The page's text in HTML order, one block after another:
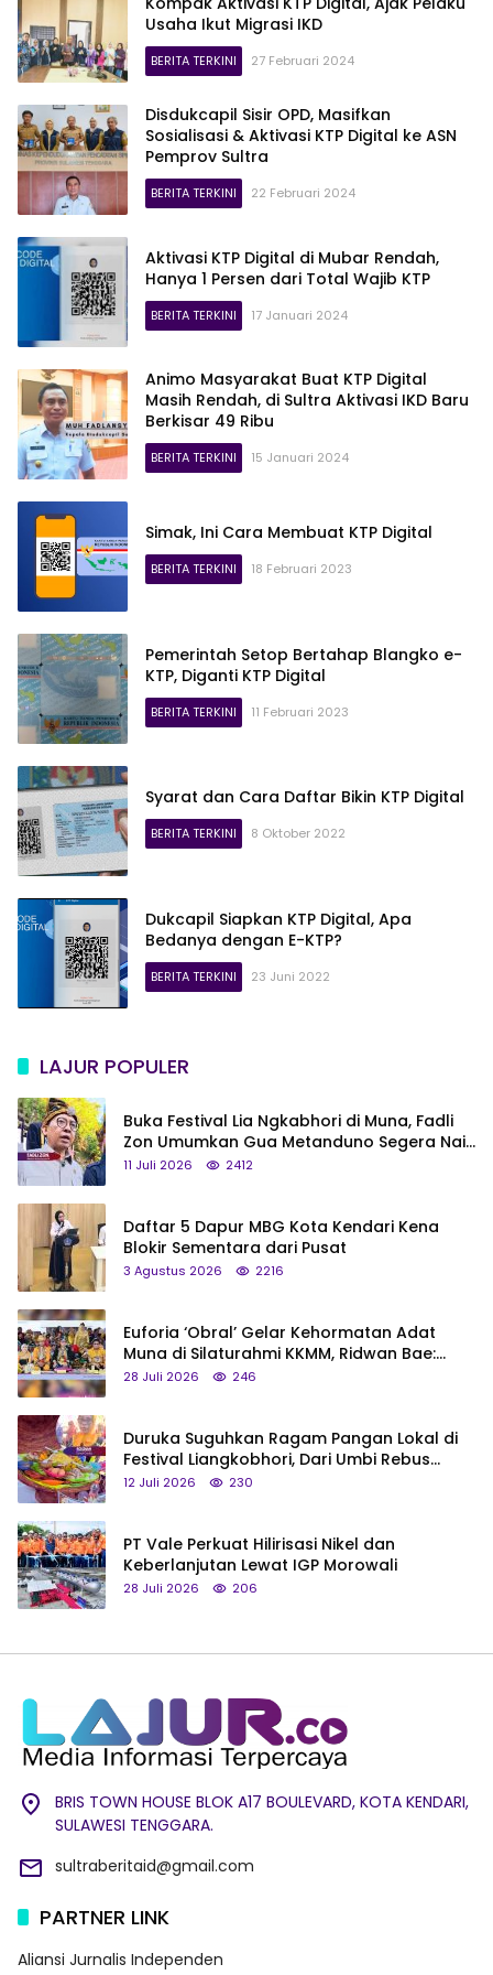
Usaha Ikut Migrasi IKD
BERITA TERKINI 27 Februari 2024
Disdukcapil Sisir OPD, Masifkan
Sosialisasi & Aktivasi KTP Digital ke ASN
Pemprov Sultra
BERITA TERKINI 22 Februari 2024
Aktivasi KTP Digital di Mubar Rendah,
Hanya 1 Persen dari Total Wajib KTP
BERITA TERKINI 17 Januari 2024
Animo Masyarakat Buat KTP Digital
Masih Rendah, di Sultra Aktivasi IKD Baru
Berkisar 49 Ribu
BERITA TERKINI 15 Januari 2024
Simak, Ini Cara Membuat KTP Digital
BERITA TERKINI 18 Februari 2023
Pemerintah Setop Bertahap Blangko e-
KTP, Diganti KTP Digital
BERITA TERKINI 11 Februari 2023
Syarat dan Cara Daftar Bikin KTP Digital
BERITA TERKINI 8 Oktober 2022
Dukcapil Siapkan KTP Digital, Apa
Bedanya dengan E-KTP?
BERITA TERKINI 23 Juni 2022
LAJUR POPULER
Buka Festival Lia Ngkabhori di Muna, Fadli
Zon Umumkan Gua Metanduno Segera Naik
Status Jadi Cagar Budaya Nasional
11 Juli 2026 2412
Daftar 5 Dapur MBG Kota Kendari Kena
Blokir Sementara dari Pusat
3 Agustus 2026 2216
Euforia ‘Obral’ Gelar Kehormatan Adat
Muna di Silaturahmi KKMM, Ridwan Bae:
Saya Bukan Tipe Begitu, Belum Pantas!
28 Juli 2026 246
Duruka Suguhkan Ragam Pangan Lokal di
Festival Liangkobhori, Dari Umbi Rebus
hingga Tumpeng Beras Muna
12 Juli 2026 230
PT Vale Perkuat Hilirisasi Nikel dan
Keberlanjutan Lewat IGP Morowali
28 Juli 2026 206
BRIS TOWN HOUSE BLOK A17 BOULEVARD, KOTA KENDARI,
SULAWESI TENGGARA.
sultraberitaid@gmail.com
PARTNER LINK
Aliansi Jurnalis Independen